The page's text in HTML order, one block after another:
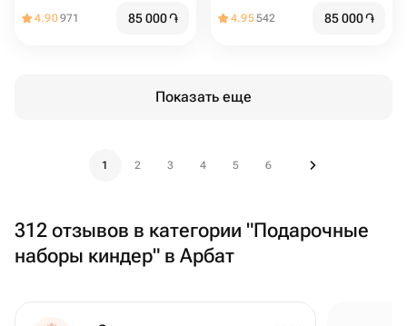
4.90971 85 000֏ 4.95542 85 000֏
Показать еще
1 2 3 4 5 6
312 отзывов в категории "Подарочные
наборы киндер" в Арбат